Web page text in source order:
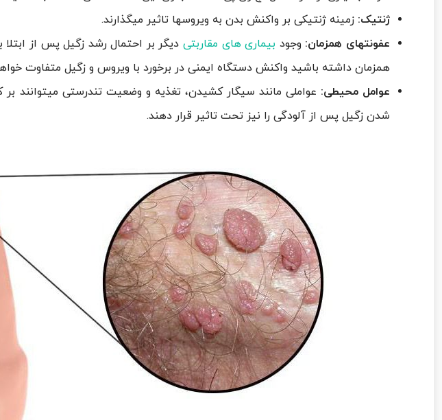
ژنتیک: زمینه ژنتیکی بر واکنش بدن به ویروسها تاثیر میگذارند.
عفونتهای همزمان: وجود بیماری های مقاربتیدیگر بر احتمال رشد زگیل پس از ابتلا
همزمان داشته باشید واکنش دستگاه ایمنی در برخورد با ویروس و زگیل متفاوت
عوامل محیطی: عواملی مانند سیگار کشیدن، تغذیه و وضعیت تندرستی میتوانند بر
شدن زگیل پس از آلودگی را نیز تحت تاثیر قرار دهند.